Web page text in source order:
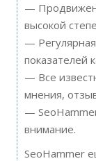
—
высокой
—
показателей
— Все
мнения,
—
внимание.
SeoHammer